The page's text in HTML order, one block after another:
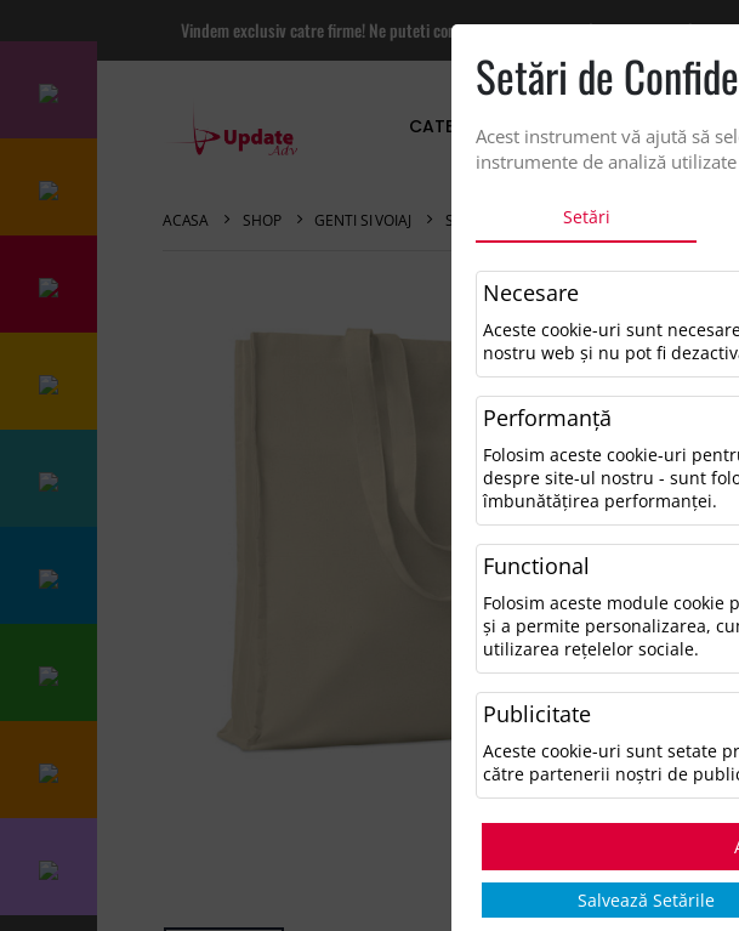
Vindem exclusiv catre firme! Ne puteti contacta pentru oferta de pret personalizata
CATEGORII PRODUSE SERVICII
ACASA SHOP GENTI SI VOIAJ SACOSA DIN BUMBAC CU CLINI
SKU:
*zile
Setări de
Acest instrument vă ajută să
instrumente de analiză
Setări
Necesare
Aceste cookie-uri sunt
nostru web și nu pot fi
Performanţă
Folosim aceste cookie-uri
despre site-ul nostru - sunt
îmbunătățirea performanței.
Functional
Folosim aceste module
și a permite personalizarea,
utilizarea rețelelor sociale.
Publicitate
Aceste cookie-uri sunt setate
către partenerii noștri de
Salvează Setările